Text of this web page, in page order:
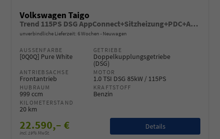
Volkswagen Taigo
Trend 115PS DSG AppConnect+Sitzheizung+PDC+Alu16+LED+DAB+FrontAssist
unverbindliche Lieferzeit: 6 Wochen Neuwagen
AUSSENFARBE
[0Q0Q] Pure White
GETRIEBE
Doppelkupplungsgetriebe
(DSG)
ANTRIEBSACHSE
Frontantrieb
MOTOR
1.0 TSI DSG 85kW / 115PS
HUBRAUM
999 ccm
KRAFTSTOFF
Benzin
KILOMETERSTAND
20 km
22.590,– €
incl. 19% MwSt.
Details